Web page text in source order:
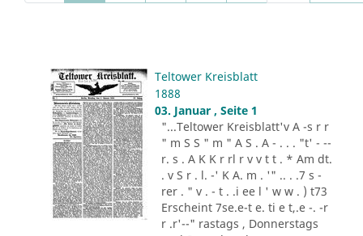
Teltower Kreisblatt
1888
03. Januar , Seite 1
"...Teltower Kreisblatt'v A -s r r
" m S S " m " A S . A - . . . "t' - --
r. s . A K K r rl r v v t t . * Am dt.
. v S r . l. -' K A. m . '" .. . .7 s -
rer . " v . - t . .i ee l ' w w . ) t73
Erscheint 7se.e-t e. ti e t,.e -. -r
r .r'--" rastags , Donnerstags